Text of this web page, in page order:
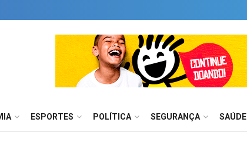
ESPORTES POLÍTICA SEGURANÇA SAÚDE